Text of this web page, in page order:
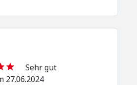
Sehr gut
27.06.2024